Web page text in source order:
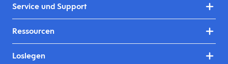
Service und Support
Ressourcen
Loslegen